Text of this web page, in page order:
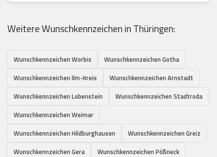
Weitere Wunschkennzeichen in Thüringen:
Wunschkennzeichen Worbis
Wunschkennzeichen Gotha
Wunschkennzeichen Ilm-Kreis
Wunschkennzeichen Arnstadt
Wunschkennzeichen Lobenstein
Wunschkennzeichen Stadtroda
Wunschkennzeichen Weimar
Wunschkennzeichen Hildburghausen
Wunschkennzeichen Greiz
Wunschkennzeichen Gera
Wunschkennzeichen Pößneck